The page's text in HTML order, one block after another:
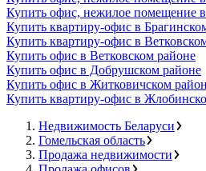
Купить офис, нежилое помещение
Купить квартиру-офис в
Купить квартиру-офис в
Купить офис в Ветковском районе
Купить офис в Добрушском районе
Купить офис в Житковичском
Купить квартиру-офис в
Недвижимость Беларуси
Гомельская область
Продажа недвижимости